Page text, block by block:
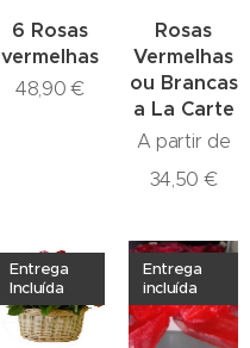
6 Rosas
vermelhas
48,90 €
Rosas
Vermelhas
ou Brancas
a La Carte
A partir de
34,50 €
Entrega
Incluída
Entrega
incluída